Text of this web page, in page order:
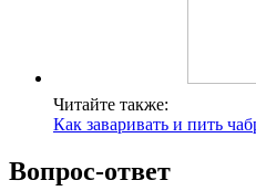
Читайте также:
Как заваривать и пить
Вопрос-ответ